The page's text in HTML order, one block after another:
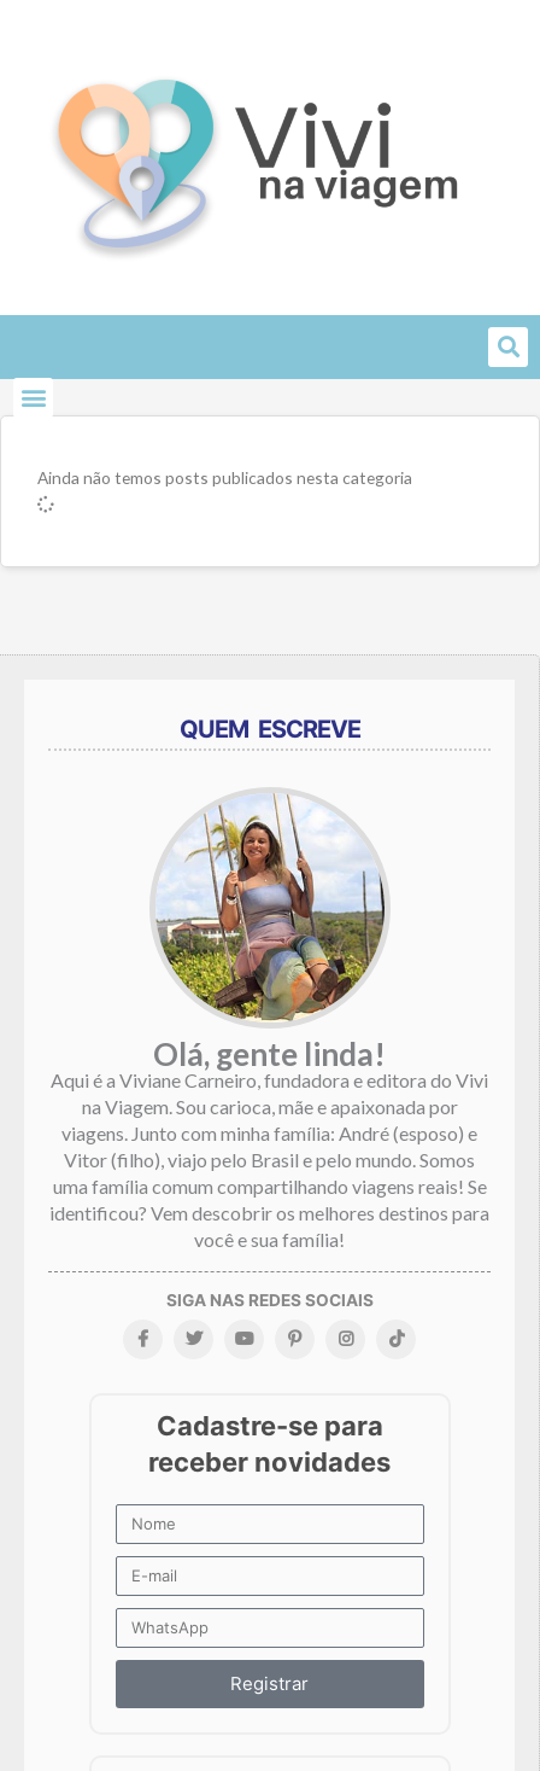
Ainda não temos posts publicados nesta categoria
QUEM ESCREVE
Olá, gente linda!
Aqui é a Viviane Carneiro, fundadora e editora do Vivi
na Viagem. Sou carioca, mãe e apaixonada por
viagens. Junto com minha família: André (esposo) e
Vitor (filho), viajo pelo Brasil e pelo mundo. Somos
uma família comum compartilhando viagens reais! Se
identificou? Vem descobrir os melhores destinos para
você e sua família!
Registrar